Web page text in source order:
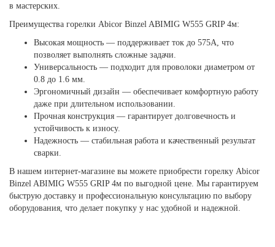
в мастерских.
Преимущества горелки Abicor Binzel ABIMIG W555 GRIP 4м:
Высокая мощность — поддерживает ток до 575А, что
позволяет выполнять сложные задачи.
Универсальность — подходит для проволоки диаметром от
0.8 до 1.6 мм.
Эргономичный дизайн — обеспечивает комфортную работу
даже при длительном использовании.
Прочная конструкция — гарантирует долговечность и
устойчивость к износу.
Надежность — стабильная работа и качественный результат
сварки.
В нашем интернет-магазине вы можете приобрести горелку Abicor
Binzel ABIMIG W555 GRIP 4м по выгодной цене. Мы гарантируем
быструю доставку и профессиональную консультацию по выбору
оборудования, что делает покупку у нас удобной и надежной.